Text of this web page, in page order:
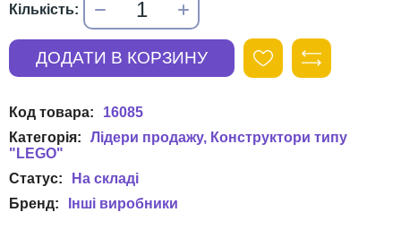
16085
Лідери продажу
Конструктори типу
"LEGO"
Інші виробники